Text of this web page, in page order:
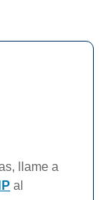
llame a
al